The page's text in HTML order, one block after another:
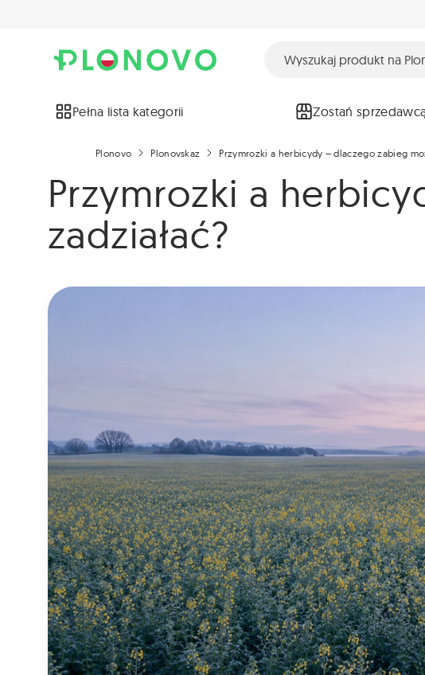
Pełna lista kategorii Zostań
Plonovo Plonovskaz Przymrozki a herbicydy – dlaczego zabieg
Przymrozki a
zadziałać?